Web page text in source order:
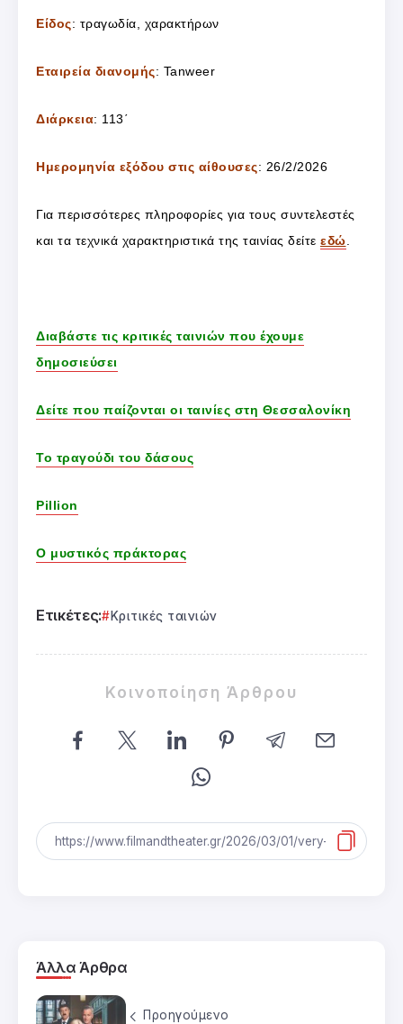
Είδος: τραγωδία, χαρακτήρων
Εταιρεία διανομής: Tanweer
Διάρκεια: 113΄
Ημερομηνία εξόδου στις αίθουσες: 26/2/2026
Για περισσότερες πληροφορίες για τους συντελεστές
και τα τεχνικά χαρακτηριστικά της ταινίας δείτε εδώ
Διαβάστε τις κριτικές ταινιών που έχουμε
δημοσιεύσει
Δείτε που παίζονται οι ταινίες στη Θεσσαλονίκη
Το τραγούδι του δάσους
Pillion
Ο μυστικός πράκτορας
Ετικέτες: Κριτικές ταινιών
Κοινοποίηση Άρθρου
Άλλα Άρθρα
Προηγούμενο